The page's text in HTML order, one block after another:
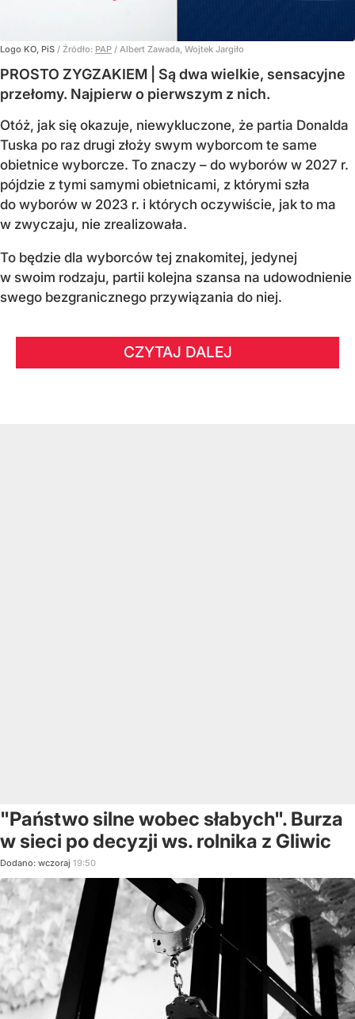
Logo KO, PiS / Źródło: PAP / Albert Zawada, Wojtek Jargiło
PROSTO ZYGZAKIEM | Są dwa wielkie, sensacyjne
przełomy. Najpierw o pierwszym z nich.
Otóż, jak się okazuje, niewykluczone, że partia Donalda
Tuska po raz drugi złoży swym wyborcom te same
obietnice wyborcze. To znaczy – do wyborów w 2027 r.
pójdzie z tymi samymi obietnicami, z którymi szła
do wyborów w 2023 r. i których oczywiście, jak to ma
w zwyczaju, nie zrealizowała.
To będzie dla wyborców tej znakomitej, jedynej
w swoim rodzaju, partii kolejna szansa na udowodnienie
swego bezgranicznego przywiązania do niej.
CZYTAJ DALEJ
"Państwo silne wobec słabych". Burza
w sieci po decyzji ws. rolnika z Gliwic
Dodano: wczoraj 19:50